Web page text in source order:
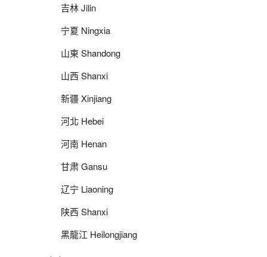
吉林 Jilin
宁夏 Ningxia
山東 Shandong
山西 Shanxi
新疆 Xinjiang
河北 Hebei
河南 Henan
甘肃 Gansu
辽宁 Liaoning
陕西 Shanxi
黑龍江 Heilongjiang